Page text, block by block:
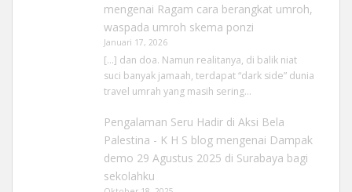
mengenai Ragam cara berangkat umroh,
waspada umroh skema ponzi
Januari 17, 2026
[…] dan doa. Namun realitanya, di balik niat
suci banyak jamaah, terdapat “dark side” dunia
travel umrah yang masih sering…
Pengalaman Seru Hadir di Aksi Bela
Palestina - K H S blogmengenai Dampak
demo 29 Agustus 2025 di Surabaya bagi
sekolahku